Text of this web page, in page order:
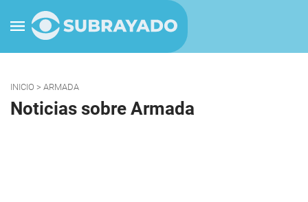
INICIO > ARMADA
Noticias sobre Armada